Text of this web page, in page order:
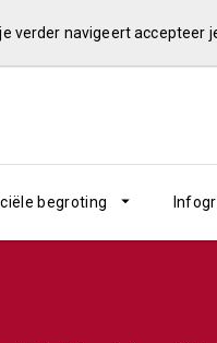
verder navigeert accepteer
begroting